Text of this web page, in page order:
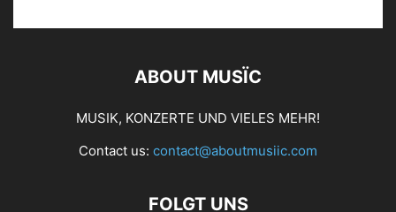
ABOUT MUSÏC
MUSIK, KONZERTE UND VIELES MEHR!
Contact us: contact@aboutmusiic.com
FOLGT UNS